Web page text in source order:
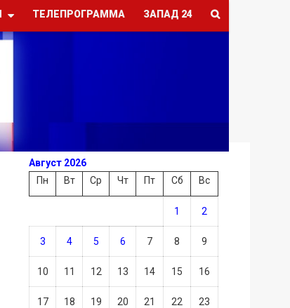
ТЕЛЕПРОГРАММА ЗАПАД 24
Август 2026
Пн
Вт Ср Чт Пт Сб Вс
1 2
3 4 5 6 7 8 9
10 11 12 13 14 15 16
17 18 19 20 21 22 23